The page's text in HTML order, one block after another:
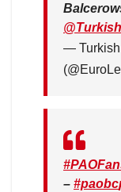
— Turkish
– #paobc